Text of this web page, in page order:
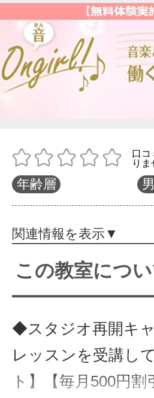
年齢層
関連情報を表示▼
この教室につ
◆スタジオ再開キ
レッスンを受講し
ト】【毎月500円